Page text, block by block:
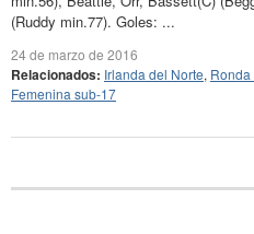
(Ruddy min.77). Goles: ...
24 de marzo de 2016
Relacionados: Irlanda del Norte, Ronda
Femenina sub-17